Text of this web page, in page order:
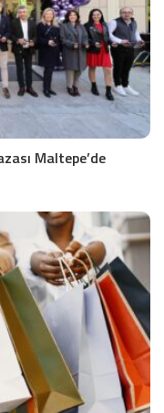
Maltepe’de